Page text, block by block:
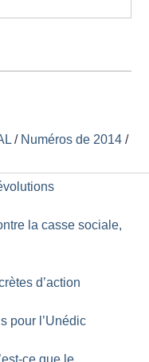
/ Numéros de 2014 /
la casse sociale,
d’action
pour l’Unédic
ce que le